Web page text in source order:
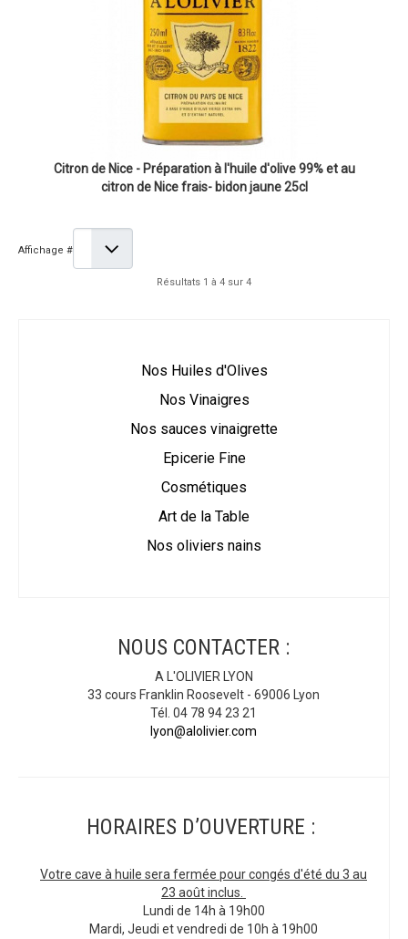
Citron de Nice - Préparation à l'huile d'olive 99% et au
citron de Nice frais- bidon jaune 25cl
Affichage #
Résultats 1 à 4 sur 4
Nos Huiles d'Olives
Nos Vinaigres
Nos sauces vinaigrette
Epicerie Fine
Cosmétiques
Art de la Table
Nos oliviers nains
NOUS CONTACTER :
A L'OLIVIER LYON
33 cours Franklin Roosevelt - 69006 Lyon
Tél. 04 78 94 23 21
lyon@alolivier.com
HORAIRES D’OUVERTURE :
Votre cave à huile sera fermée pour congés d'été du 3 au
23 août inclus.
Lundi de 14h à 19h00
Mardi, Jeudi et vendredi de 10h à 19h00